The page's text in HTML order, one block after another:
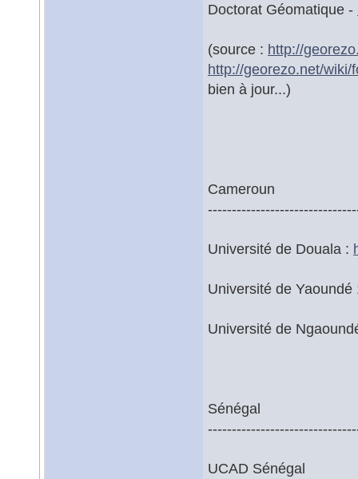
Doctorat Géomatique -
(source : http://
http://georezo.net/
bien à jour...)
Cameroun
Université de Douala :
Université de
Université de
Sénégal
UCAD Sénégal